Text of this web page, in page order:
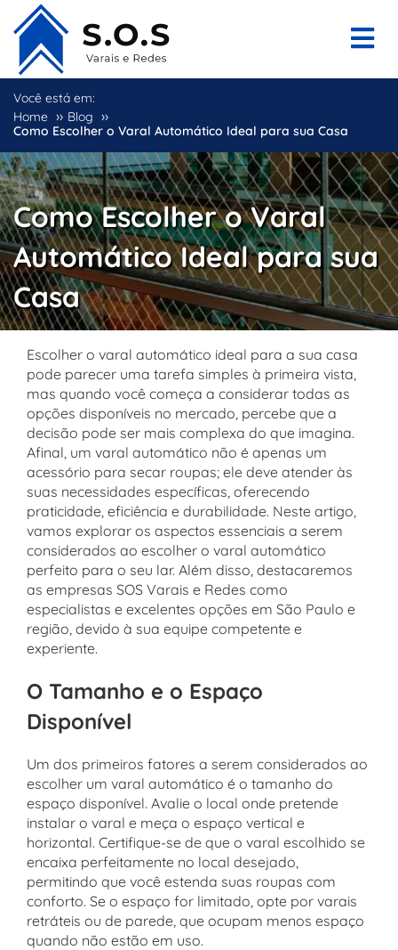
Você está em:
Home ›› Blog ››
Como Escolher o Varal Automático Ideal para sua Casa
Como Escolher o Varal
Automático Ideal para sua
Casa
Escolher o varal automático ideal para a sua casa
pode parecer uma tarefa simples à primeira vista,
mas quando você começa a considerar todas as
opções disponíveis no mercado, percebe que a
decisão pode ser mais complexa do que imagina.
Afinal, um varal automático não é apenas um
acessório para secar roupas; ele deve atender às
suas necessidades específicas, oferecendo
praticidade, eficiência e durabilidade. Neste artigo,
vamos explorar os aspectos essenciais a serem
considerados ao escolher o varal automático
perfeito para o seu lar. Além disso, destacaremos
as empresas SOS Varais e Redes como
especialistas e excelentes opções em São Paulo e
região, devido à sua equipe competente e
experiente.
O Tamanho e o Espaço
Disponível
Um dos primeiros fatores a serem considerados ao
escolher um varal automático é o tamanho do
espaço disponível. Avalie o local onde pretende
instalar o varal e meça o espaço vertical e
horizontal. Certifique-se de que o varal escolhido se
encaixa perfeitamente no local desejado,
permitindo que você estenda suas roupas com
conforto. Se o espaço for limitado, opte por varais
retráteis ou de parede, que ocupam menos espaço
quando não estão em uso.